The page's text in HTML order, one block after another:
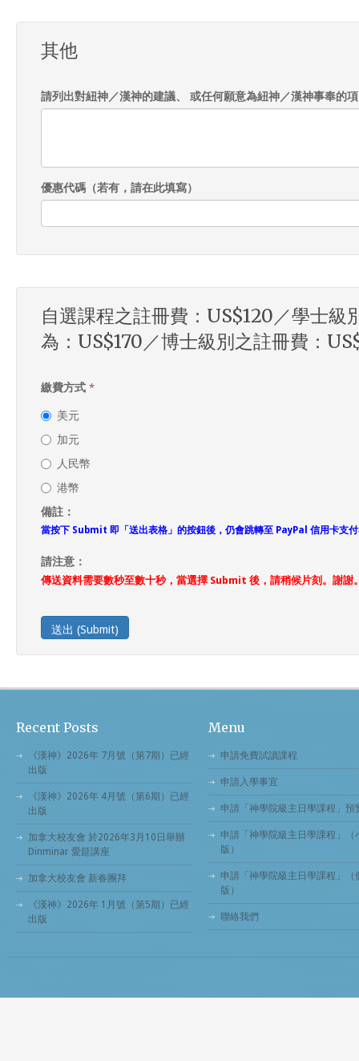
其他
請列出對紐神／漢神的建議、 或任何願意為紐神／漢神事奉的
優惠代碼（若有，請在此填寫）
自選課程之註冊費：US$120／學士級
為：US$170／博士級別之註冊費：
繳費方式 *
美元
加元
人民幣
港幣
備註：
當按下 Submit 即「送出表格」的按鈕後，仍會跳轉至 PayPal 信用卡支
請注意：
傳送資料需要數秒至數十秒，當選擇 Submit 後，請稍候片刻。謝謝
送出 (Submit)
Recent Posts
《漢神》2026年 7月號（第7期）已經
出版
《漢神》2026年 4月號（第6期）已經
出版
加拿大校友會 於2026年3月10日舉辦
Dinminar 愛筵講座
加拿大校友會 新春團拜
《漢神》2026年 1月號（第5期）已經
出版
Menu
申請免費試讀課程
申請入學事宜
申請「神學院級主日學課程」預
申請「神學院級主日學課程」（
版）
申請「神學院級主日學課程」（
版）
聯絡我們